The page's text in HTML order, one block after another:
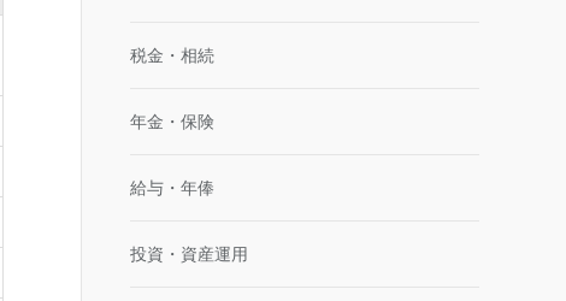
税金・相続
年金・保険
給与・年俸
投資・資産運用